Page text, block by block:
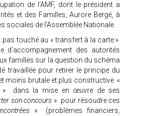
de l’AMF, dont le président a
et des Familles, Aurore Bergé, à
sociales de l’Assemblée Nationale.
touché au « transfert à la carte »
des autorités
familles sur la question du schéma
travaillée pour retirer le principe du
moins brutale et plus constructive. «
dans la mise en œuvre de ses
son concours » pour résoudre ces
» (problèmes financiers,